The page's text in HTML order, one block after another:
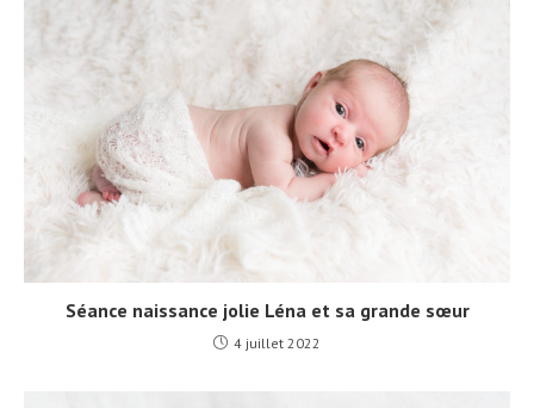
Séance naissance jolie Léna et sa grande sœur
4 juillet 2022